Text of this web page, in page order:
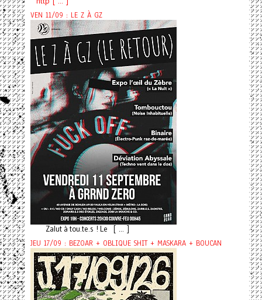
VEN 11/09 : LE Z À GZ
Zalut à tou.te.s ! Le [ ... ]
JEU 17/09 : BEZOAR + OBLIQUE SHIT + MASKARA + BOUCAN